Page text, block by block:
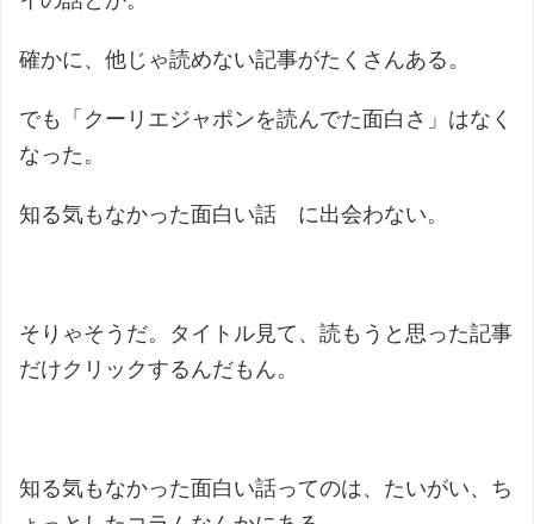
確かに、他じゃ読めない記事がたくさんある。
でも「クーリエジャポンを読んでた面白さ」はなく
なった。
知る気もなかった面白い話 に出会わない。
そりゃそうだ。タイトル見て、読もうと思った記事
だけクリックするんだもん。
知る気もなかった面白い話ってのは、たいがい、ち